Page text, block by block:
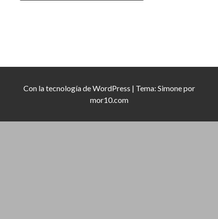
Con la tecnología deWordPress | Tema: Simonepor
mor10.com